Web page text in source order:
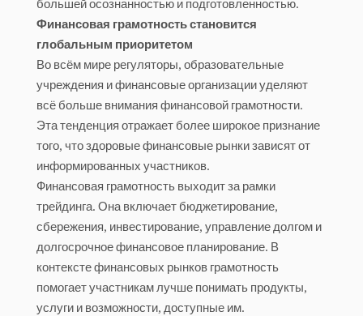
большей осознанностью и подготовленностью.
Финансовая грамотность становится
глобальным приоритетом
Во всём мире регуляторы, образовательные
учреждения и финансовые организации уделяют
всё больше внимания финансовой грамотности.
Эта тенденция отражает более широкое признание
того, что здоровые финансовые рынки зависят от
информированных участников.
Финансовая грамотность выходит за рамки
трейдинга. Она включает бюджетирование,
сбережения, инвестирование, управление долгом и
долгосрочное финансовое планирование. В
контексте финансовых рынков грамотность
помогает участникам лучше понимать продукты,
услуги и возможности, доступные им.